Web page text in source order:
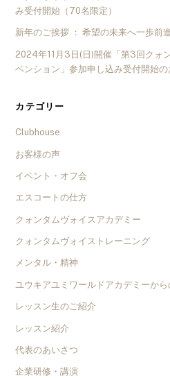
み受付開始（70名限定）
新年のご挨拶 ： 希望の未来へ一歩前
2024年11月3日(日)開催「第3回クォ
ベンション」参加申し込み受付開始
カテゴリー
Clubhouse
お客様の声
イベント・オフ会
エスコートの仕方
クォンタムヴォイスアカデミー
クォンタムヴォイストレーニング
メンタル・精神
ユウキアユミワールドアカデミーか
レッスン生のご紹介
レッスン紹介
代表のあいさつ
企業研修・講演